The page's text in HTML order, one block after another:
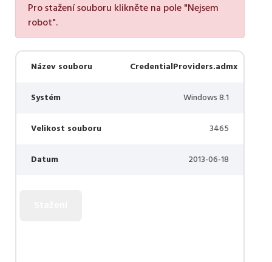
Pro stažení souboru klikněte na pole "Nejsem
robot".
Název souboru CredentialProviders.admx
Systém Windows 8.1
Velikost souboru 3465
Datum 2013-06-18